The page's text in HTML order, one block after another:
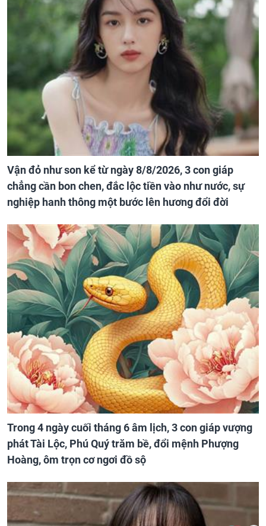
Vận đỏ như son kể từ ngày 8/8/2026, 3 con giáp
chẳng cần bon chen, đắc lộc tiền vào như nước, sự
nghiệp hanh thông một bước lên hương đổi đời
Trong 4 ngày cuối tháng 6 âm lịch, 3 con giáp vượng
phát Tài Lộc, Phú Quý trăm bề, đổi mệnh Phượng
Hoàng, ôm trọn cơ ngơi đồ sộ